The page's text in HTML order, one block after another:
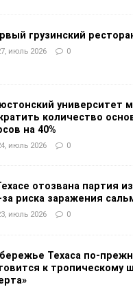
грузинский
июль 2026 0
университет
количество
на 40%
июль 2026 0
отозвана партия
за риска заражения
июль 2026 0
Техаса по-
к тропическому